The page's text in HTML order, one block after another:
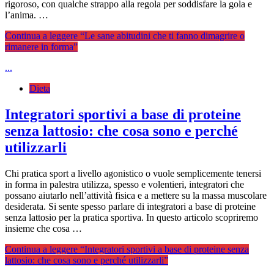
rigoroso, con qualche strappo alla regola per soddisfare la gola e
l’anima. …
Continua a leggere “Le sane abitudini che ti fanno dimagrire o
rimanere in forma”
...
Dieta
Integratori sportivi a base di proteine
senza lattosio: che cosa sono e perché
utilizzarli
Chi pratica sport a livello agonistico o vuole semplicemente tenersi
in forma in palestra utilizza, spesso e volentieri, integratori che
possano aiutarlo nell’attività fisica e a mettere su la massa muscolare
desiderata. Si sente spesso parlare di integratori a base di proteine
senza lattosio per la pratica sportiva. In questo articolo scopriremo
insieme che cosa …
Continua a leggere “Integratori sportivi a base di proteine senza
lattosio: che cosa sono e perché utilizzarli”